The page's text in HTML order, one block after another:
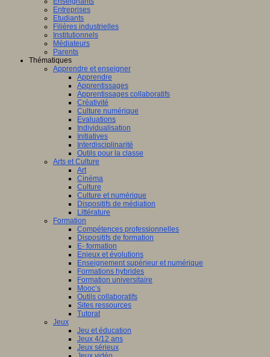
Entreprises
Etudiants
Filières industrielles
Institutionnels
Médiateurs
Parents
Thématiques
Apprendre et enseigner
Apprendre
Apprentissages
Apprentissages collaboratifs
Créativité
Culture numérique
Evaluations
Individualisation
Initiatives
Interdisciplinarité
Outils pour la classe
Arts et Culture
Art
Cinéma
Culture
Culture et numérique
Dispositifs de médiation
Littérature
Formation
Compétences professionnelles
Dispositifs de formation
E- formation
Enjeux et évolutions
Enseignement supérieur et numérique
Formations hybrides
Formation universitaire
Mooc’s
Outils collaboratifs
Sites ressources
Tutorat
Jeux
Jeu et éducation
Jeux 4/12 ans
Jeux sérieux